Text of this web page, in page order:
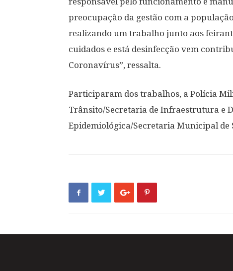
preocupação da gestão com a
realizando um trabalho junto aos
cuidados e está desinfecção vem
Coronavírus”, ressalta.
Participaram dos trabalhos, a Polícia
Trânsito/Secretaria de Infraestrutura e
Epidemiológica/Secretaria Municipal de